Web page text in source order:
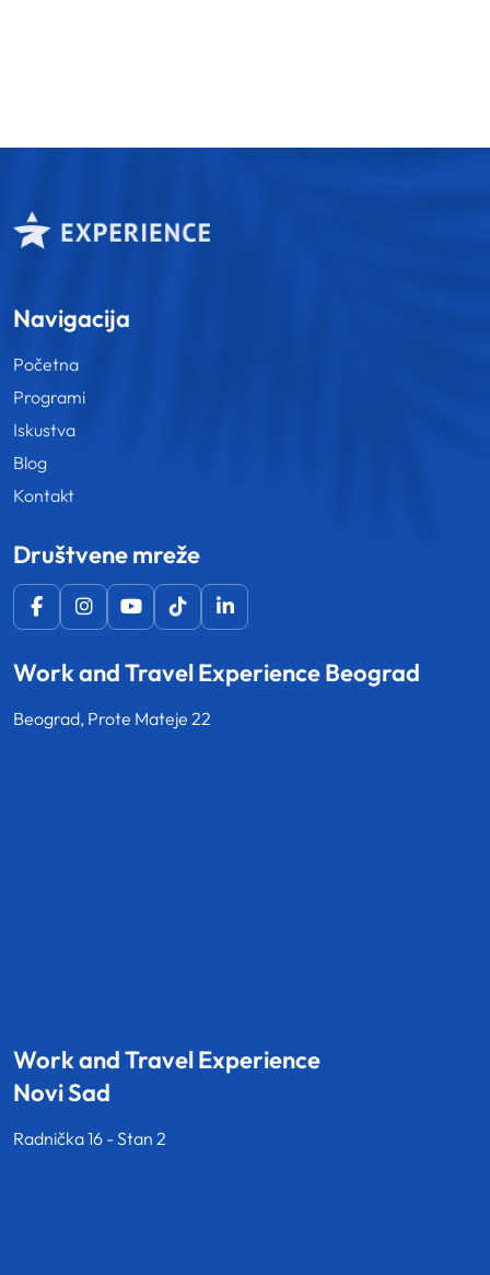
Navigacija
Početna
Programi
Iskustva
Blog
Kontakt
Društvene mreže
Work and Travel Experience Beograd
Beograd, Prote Mateje 22
Work and Travel Experience
Novi Sad
Radnička 16 - Stan 2